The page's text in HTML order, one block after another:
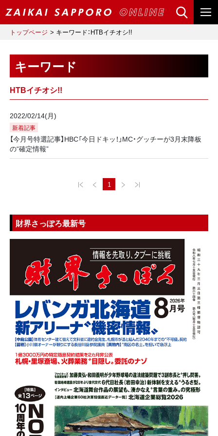
トップページ キーワード：HTBイチオシ!!
キーワード
HTBイチオシ!!
2022/02/14(月)
新着記事
【今月号特選記事】HBC「今日ドキッ！」MC・グッチーが3月末降板
の“確定情報”
1
財界さっぽろ最新号